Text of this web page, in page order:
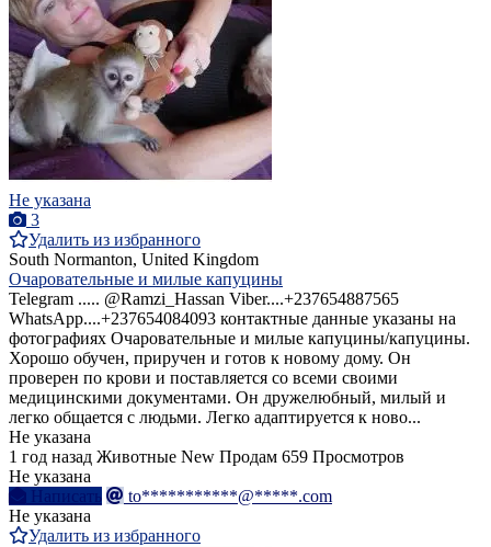
Не указана
3
Удалить из избранного
South Normanton, United Kingdom
Очаровательные и милые капуцины
Telegram ..... @Ramzi_Hassan Viber....+237654887565
WhatsApp....+237654084093 контактные данные указаны на
фотографиях Очаровательные и милые капуцины/капуцины.
Хорошо обучен, приручен и готов к новому дому. Он
проверен по крови и поставляется со всеми своими
медицинскими документами. Он дружелюбный, милый и
легко общается с людьми. Легко адаптируется к ново...
Не указана
1 год назад Животные New Продам 659 Просмотров
Не указана
Написать
to***********@*****.com
Не указана
Удалить из избранного